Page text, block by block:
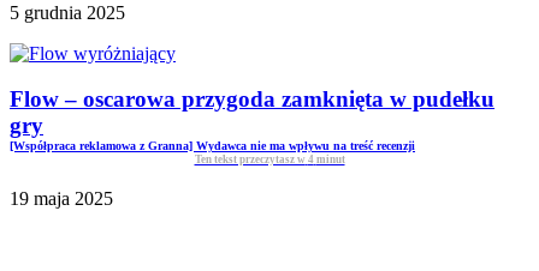
5 grudnia 2025
Flow – oscarowa przygoda zamknięta w pudełku
gry
[Współpraca reklamowa z Granna] Wydawca nie ma wpływu na treść recenzji
Ten tekst przeczytasz w 4 minut
19 maja 2025